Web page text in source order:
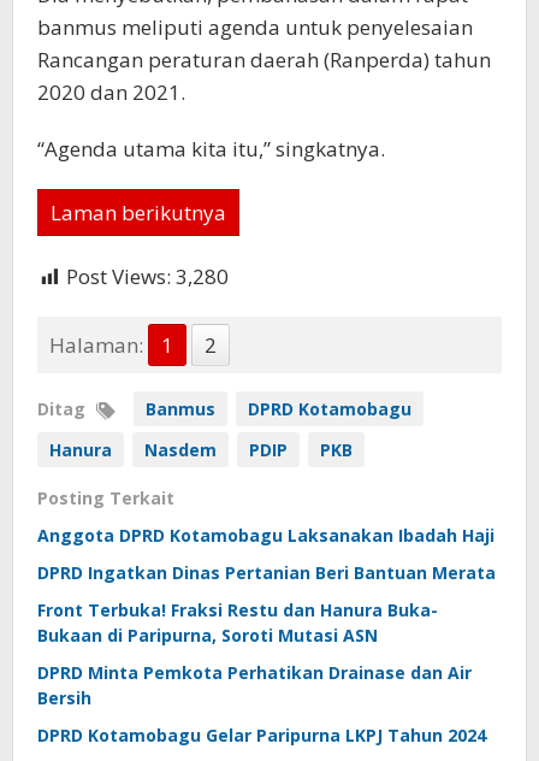
banmus meliputi agenda untuk penyelesaian
Rancangan peraturan daerah (Ranperda) tahun
2020 dan 2021.
“Agenda utama kita itu,” singkatnya.
Laman berikutnya
Post Views: 3,280
Halaman: 1 2
Ditag Banmus
DPRD Kotamobagu
Hanura
Nasdem PDIP PKB
Posting Terkait
Anggota DPRD Kotamobagu Laksanakan Ibadah Haji
DPRD Ingatkan Dinas Pertanian Beri Bantuan Merata
Front Terbuka! Fraksi Restu dan Hanura Buka-
Bukaan di Paripurna, Soroti Mutasi ASN
DPRD Minta Pemkota Perhatikan Drainase dan Air
Bersih
DPRD Kotamobagu Gelar Paripurna LKPJ Tahun 2024